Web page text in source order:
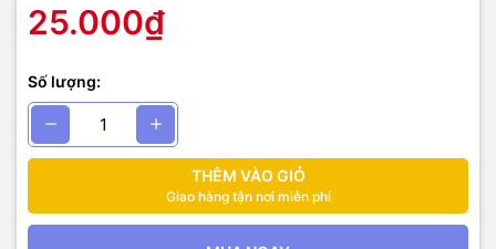
25.000₫
Số lượng:
THÊM VÀO GIỎ
Giao hàng tận nơi miễn phí